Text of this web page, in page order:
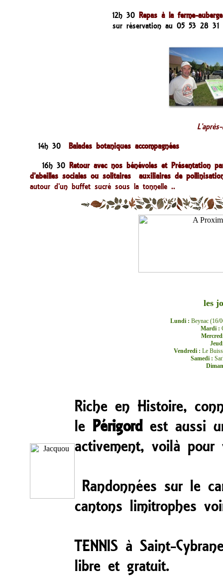
12h 30 Repas à la ferme-auberge
sur réservation au 05 53 28
14h 30 Balades botaniques accompagnées
16h 30 Retour avec nos bénévoles et Présentation
d’abeilles sociales ou solitaires auxiliaires de
autour d’un buffet sucré sous la tonnelle ..
les
Lundi : Beynac (16/
Mardi :
Vendredi : Le
Samedi :
Riche en Histoire,
le Périgordest aussi
activement, voilà
Randonnées sur le
cantons limitrophes
TENNIS à Saint-
libre et gratuit.